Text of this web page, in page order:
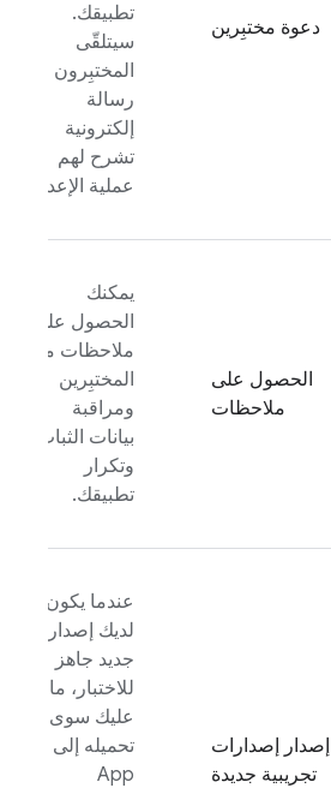
دعوة مختبِرين
تطبيقك.
سيتلقّى
المختبِرون
رسالة
إلكترونية
تشرح لهم
عملية الإعداد.
الحصول على
ملاحظات
يمكنك
الحصول على
ملاحظات من
المختبِرين
ومراقبة
بيانات الثبات
وتكرار
تطبيقك.
إصدار إصدارات
تجريبية جديدة
عندما يكون
لديك إصدار
جديد جاهز
للاختبار، ما
عليك سوى
تحميله إلى
App